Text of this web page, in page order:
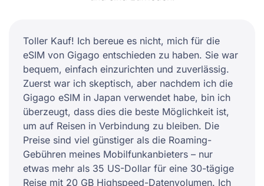
Toller Kauf! Ich bereue es nicht, mich für die
eSIM von Gigago entschieden zu haben. Sie war
bequem, einfach einzurichten und zuverlässig.
Zuerst war ich skeptisch, aber nachdem ich die
Gigago eSIM in Japan verwendet habe, bin ich
überzeugt, dass dies die beste Möglichkeit ist,
um auf Reisen in Verbindung zu bleiben. Die
Preise sind viel günstiger als die Roaming-
Gebühren meines Mobilfunkanbieters – nur
etwas mehr als 35 US-Dollar für eine 30-tägige
Reise mit 20 GB Highspeed-Datenvolumen. Ich